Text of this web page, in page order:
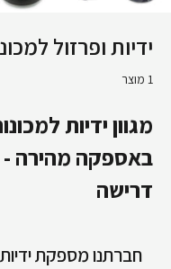
ידיות ופרזול
1 מוצר
מגוון ידיות
באספקה מהירה
דרישה
חברתנו מספקת ידיות